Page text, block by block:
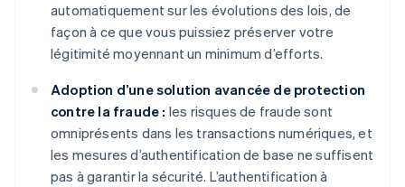
automatiquement sur les évolutions des lois, de
façon à ce que vous puissiez préserver votre
légitimité moyennant un minimum d’efforts.
Adoption d’une solution avancée de protection
contre la fraude : les risques de fraude sont
omniprésents dans les transactions numériques, et
les mesures d’authentification de base ne suffisent
pas à garantir la sécurité. L’authentification à